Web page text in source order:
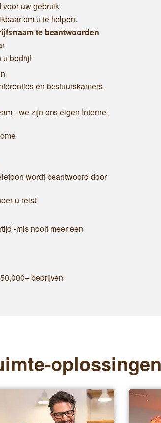
voor uw gebruik
om u te helpen.
te beantwoorden
u bedrijf
en bestuurskamers.
- we zijn ons eigen Internet
wordt beantwoord door
u reist
-mis nooit meer een
bedrijven
oplossingen